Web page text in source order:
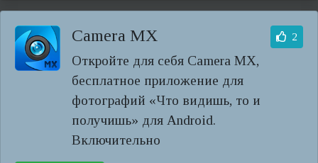
Camera MX
Откройте для себя Camera MX,
бесплатное приложение для
фотографий «Что видишь, то и
получишь» для Android.
Включительно
2